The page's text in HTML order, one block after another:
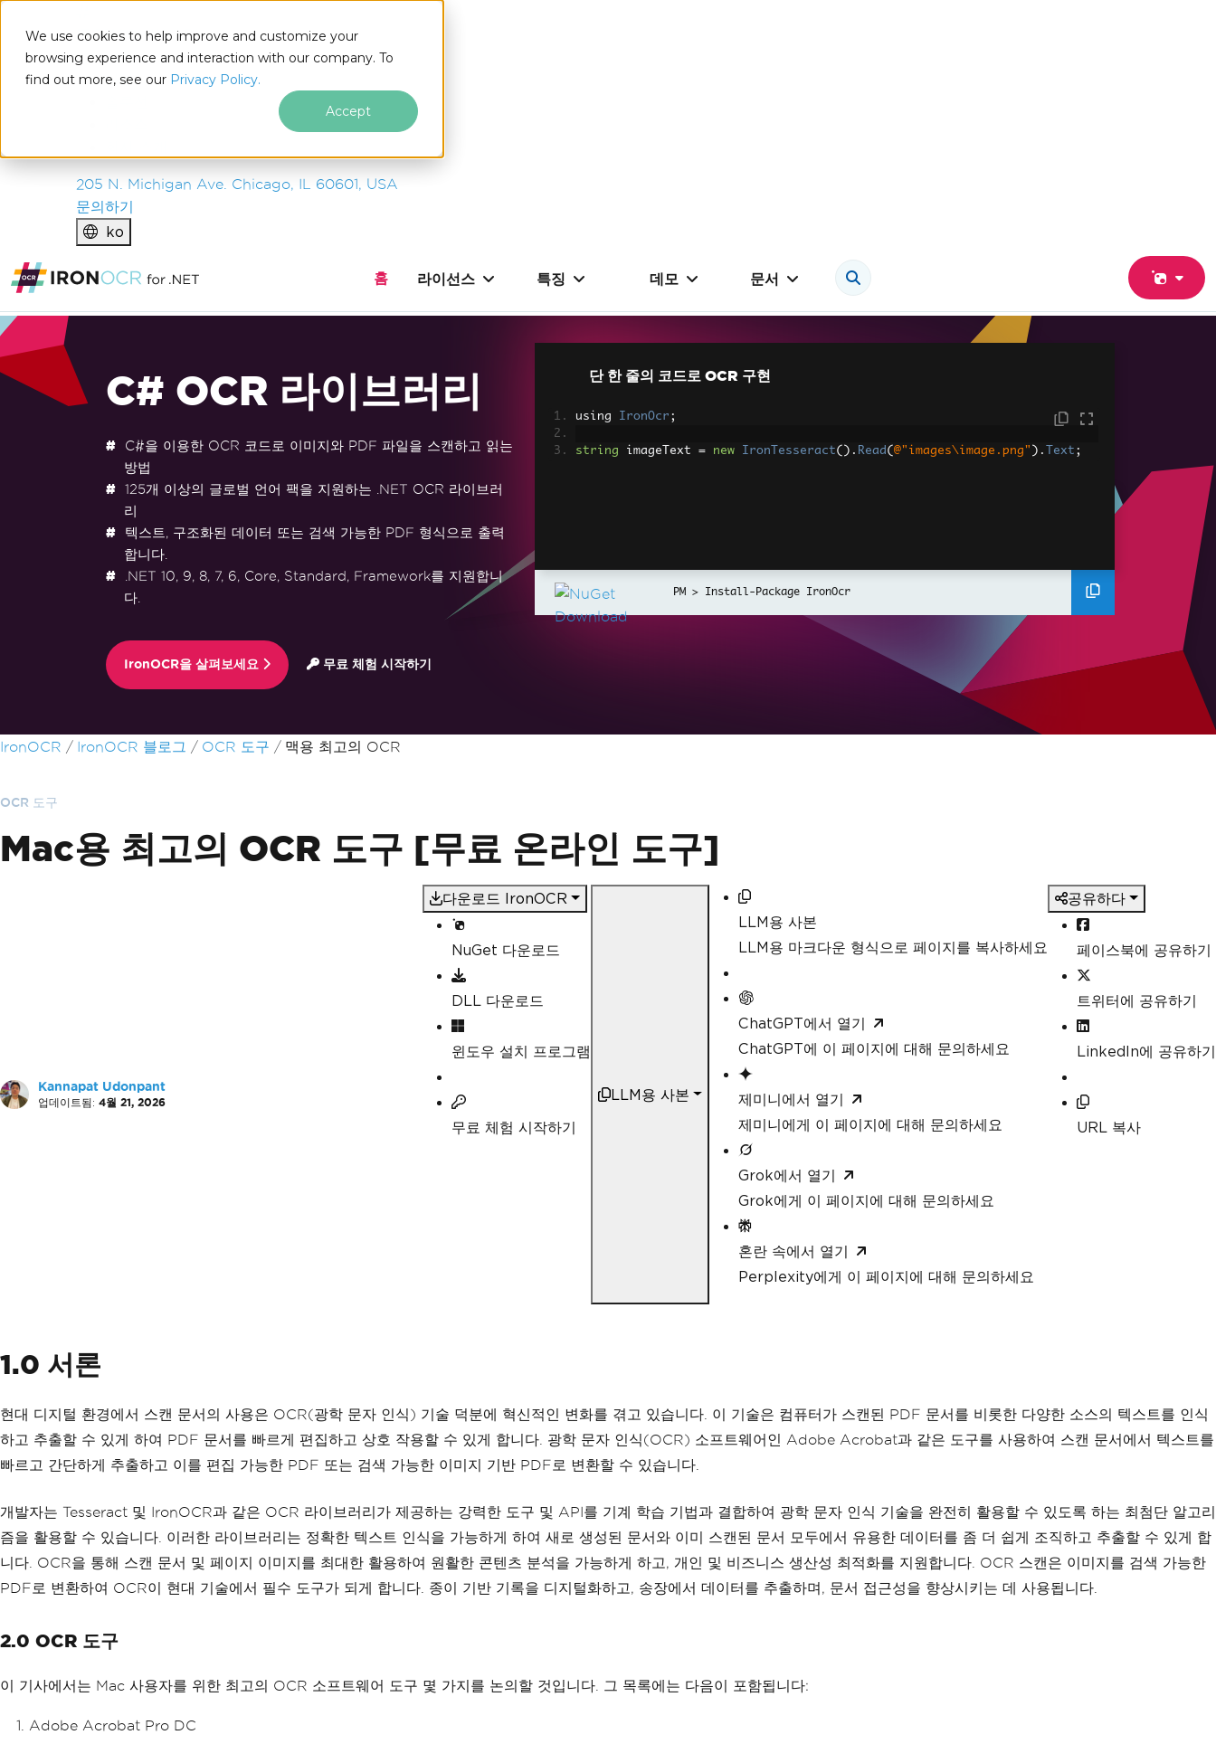
We use cookies to help improve and customize your
browsing experience and interaction with our company. To
find out more, see our Privacy Policy.
Accept
IRONSOFTWARE
제품
기업
205 N. Michigan Ave. Chicago, IL 60601, USA
문의하기
ko
홈 라이선스 특징 데모 문서
C# OCR 라이브러리
C#을 이용한 OCR 코드로 이미지와 PDF 파일을 스캔하고 읽는
방법
125개 이상의 글로벌 언어 팩을 지원하는 .NET OCR 라이브러
리
텍스트, 구조화된 데이터 또는 검색 가능한 PDF 형식으로 출력
합니다.
.NET 10, 9, 8, 7, 6, Core, Standard, Framework를 지원합니
다.
IronOCR을 살펴보세요 무료 체험 시작하기
단 한 줄의 코드로 OCR 구현
using IronOcr ;
string imageText = new IronTesseract(). Read ( @"images\image.png" ). Text ;
Install-Package IronOcr
푸터 콘텐츠로 바로가기
IronOCR IronOCR 블로그 OCR 도구 맥용 최고의 OCR
OCR 도구
Mac용 최고의 OCR 도구 [무료 온라인 도구]
Kannapat Udonpant
업데이트됨: 4월 21, 2026
다운로드 IronOCR
NuGet 다운로드
DLL 다운로드
윈도우 설치 프로그램
무료 체험 시작하기
LLM용 사본
LLM용 사본
LLM용 마크다운 형식으로 페이지를 복사하세요
ChatGPT에서 열기
ChatGPT에 이 페이지에 대해 문의하세요
제미니에서 열기
제미니에게 이 페이지에 대해 문의하세요
Grok에서 열기
Grok에게 이 페이지에 대해 문의하세요
혼란 속에서 열기
Perplexity에게 이 페이지에 대해 문의하세요
공유하다
페이스북에 공유하기
트위터에 공유하기
LinkedIn에 공유하기
URL 복사
1.0 서론
현대 디지털 환경에서 스캔 문서의 사용은 OCR(광학 문자 인식) 기술 덕분에 혁신적인 변화를 겪고 있습니다. 이 기술은 컴퓨터가 스캔된 PDF 문서를 비롯한 다양한 소스의 텍스트를 인식
하고 추출할 수 있게 하여 PDF 문서를 빠르게 편집하고 상호 작용할 수 있게 합니다. 광학 문자 인식(OCR) 소프트웨어인 Adobe Acrobat과 같은 도구를 사용하여 스캔 문서에서 텍스트를
빠르고 간단하게 추출하고 이를 편집 가능한 PDF 또는 검색 가능한 이미지 기반 PDF로 변환할 수 있습니다.
개발자는 Tesseract 및 IronOCR과 같은 OCR 라이브러리가 제공하는 강력한 도구 및 API를 기계 학습 기법과 결합하여 광학 문자 인식 기술을 완전히 활용할 수 있도록 하는 최첨단 알고리
즘을 활용할 수 있습니다. 이러한 라이브러리는 정확한 텍스트 인식을 가능하게 하여 새로 생성된 문서와 이미 스캔된 문서 모두에서 유용한 데이터를 좀 더 쉽게 조직하고 추출할 수 있게 합
니다. OCR을 통해 스캔 문서 및 페이지 이미지를 최대한 활용하여 원활한 콘텐츠 분석을 가능하게 하고, 개인 및 비즈니스 생산성 최적화를 지원합니다. OCR 스캔은 이미지를 검색 가능한
PDF로 변환하여 OCR이 현대 기술에서 필수 도구가 되게 합니다. 종이 기반 기록을 디지털화하고, 송장에서 데이터를 추출하며, 문서 접근성을 향상시키는 데 사용됩니다.
2.0 OCR 도구
이 기사에서는 Mac 사용자를 위한 최고의 OCR 소프트웨어 도구 몇 가지를 논의할 것입니다. 그 목록에는 다음이 포함됩니다:
Adobe Acrobat Pro DC